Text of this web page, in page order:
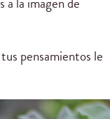
pensamientos le